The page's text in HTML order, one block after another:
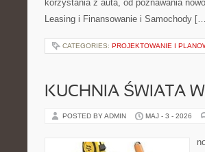
korzystania z auta, od poznawania
Leasing i Finansowanie i Samochody
CATEGORIES: PROJEKTOWANIE I
KUCHNIA ŚWIATA
POSTED BY ADMIN MAJ - 3 - 2026